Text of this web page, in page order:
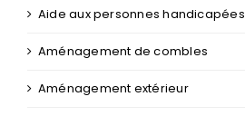
Aide aux personnes handicapées
Aménagement de combles
Aménagement extérieur